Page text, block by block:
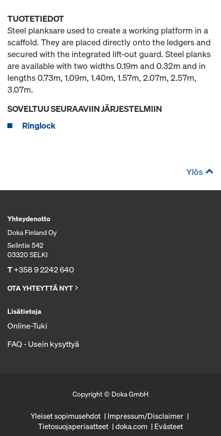
TUOTETIEDOT
Steel planksare used to create a working platform in a
scaffold. They are placed directly onto the ledgers and
secured with the integrated lift-out guard. Steel planks
are available with two widths 0.19m and 0.32m and in
lengths 0.73m, 1.09m, 1.40m, 1.57m, 2.07m, 2.57m,
3.07m.
SOVELTUU SEURAAVIIN JÄRJESTELMIIN
Ringlock
Ylös
Yhteydenotto
Doka Finland Oy
Selintie 542
03320 SELKI
T+358 9 2242 640
OTA YHTEYTTÄ NYT
Lisätietoja
Online-Tuki
FAQ - Usein kysyttyä
Copyright © Doka GmbH
Yleiset sopimusehdot
Impressum/Disclaimer
Tietosuojaperiaatteet
doka.com Evästeet